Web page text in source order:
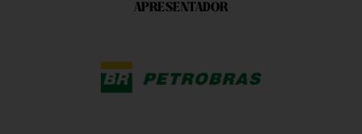
APRESENTADOR